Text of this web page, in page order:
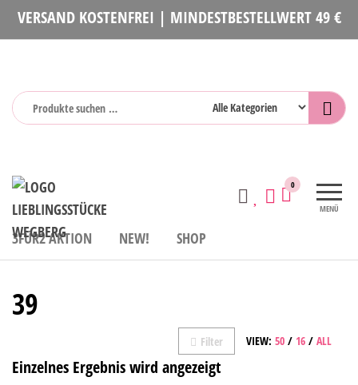
Zum
Inhalt
VERSAND KOSTENFREI | MINDESTBESTELLWERT 49 €
Lieblingsstücke
MENÜ
0
3FÜR2 AKTION NEW! SHOP
39
VIEW: 50 / 16 / ALL
Filter
Einzelnes Ergebnis wird angezeigt